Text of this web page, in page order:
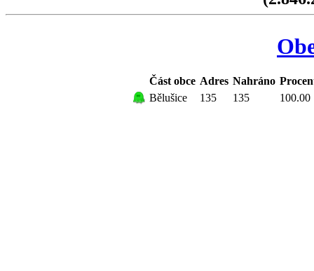
Část obce Adres Nahráno
Bělušice
135 135 100.00